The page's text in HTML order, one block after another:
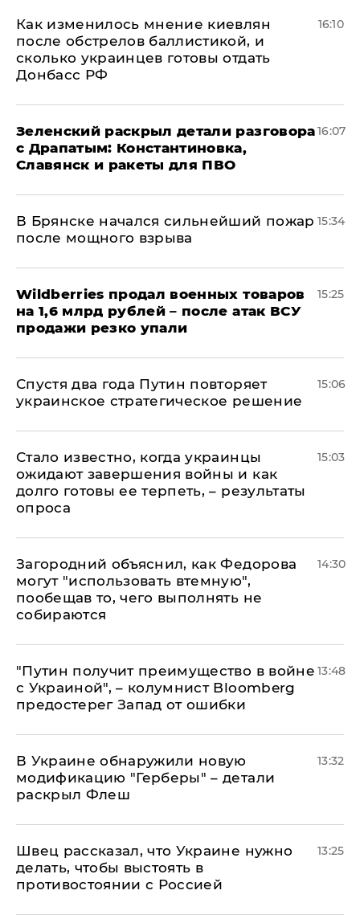
Как изменилось мнение киевлян
после обстрелов баллистикой, и
сколько украинцев готовы отдать
Донбасс РФ
16:10
​Зеленский раскрыл детали разговора
с Драпатым: Константиновка,
Славянск и ракеты для ПВО
16:07
В Брянске начался сильнейший пожар
после мощного взрыва
15:34
​Wildberries продал военных товаров
на 1,6 млрд рублей – после атак ВСУ
продажи резко упали
15:25
Спустя два года Путин повторяет
украинское стратегическое решение
15:06
Стало известно, когда украинцы
ожидают завершения войны и как
долго готовы ее терпеть, – результаты
опроса
15:03
Загородний объяснил, как Федорова
могут "использовать втемную",
пообещав то, чего выполнять не
собираются
14:30
"Путин получит преимущество в войне
с Украиной", – колумнист Bloomberg
предостерег Запад от ошибки
13:48
В Украине обнаружили новую
модификацию "Герберы" – детали
раскрыл Флеш
13:32
Швец рассказал, что Украине нужно
делать, чтобы выстоять в
противостоянии с Россией
13:25